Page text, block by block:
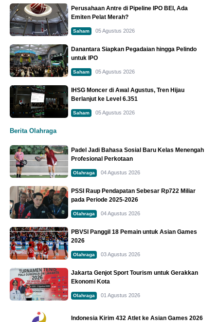
Perusahaan Antre di Pipeline IPO BEI, Ada
Emiten Pelat Merah?
Saham 05 Agustus 2026
Danantara Siapkan Pegadaian hingga Pelindo
untuk IPO
Saham 05 Agustus 2026
IHSG Moncer di Awal Agustus, Tren Hijau
Berlanjut ke Level 6.351
Saham 05 Agustus 2026
Berita Olahraga
Padel Jadi Bahasa Sosial Baru Kelas Menengah
Profesional Perkotaan
Olahraga 04 Agustus 2026
PSSI Raup Pendapatan Sebesar Rp722 Miliar
pada Periode 2025-2026
Olahraga 04 Agustus 2026
PBVSI Panggil 18 Pemain untuk Asian Games
2026
Olahraga 03 Agustus 2026
Jakarta Genjot Sport Tourism untuk Gerakkan
Ekonomi Kota
Olahraga 01 Agustus 2026
Indonesia Kirim 432 Atlet ke Asian Games 2026